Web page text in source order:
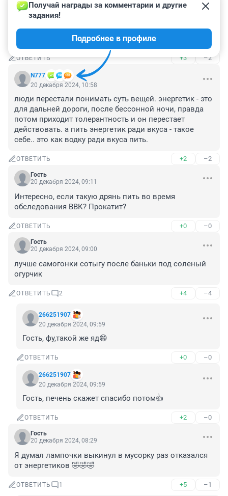
верно?"
аж плакать хочется над этим жалким химзависимым
поколением, которое радостно отрекается от
собственных мозгов
ОТВЕТИТЬ +3 –2
N777
Получай награды за комментарии и другие
задания!
Подробнее в профиле
20 декабря 2024, 10:58
люди перестали понимать суть вещей. энергетик - это
для дальней дороги, после бессонной ночи, правда
потом приходит толерантность и он перестает
действовать. а пить энергетик ради вкуса - такое
себе.. это как водку ради вкуса пить.
ОТВЕТИТЬ +2 –2
Гость
20 декабря 2024, 09:11
Интересно, если такую дрянь пить во время
обследования ВВК? Прокатит?
ОТВЕТИТЬ +0 –0
Гость
20 декабря 2024, 09:00
лучше самогонки сотыгу после баньки под соленый
огурчик
ОТВЕТИТЬ 2 +4 –4
266251907
20 декабря 2024, 09:59
Гость, фу,такой же яд😄
ОТВЕТИТЬ +0 –0
266251907
20 декабря 2024, 09:59
Гость, печень скажет спасибо потом👍
ОТВЕТИТЬ +2 –0
Гость
20 декабря 2024, 08:29
Я думал лампочки выкинул в мусорку раз отказался
от энергетиков 🤣🤣🤣
ОТВЕТИТЬ 1 +5 –1